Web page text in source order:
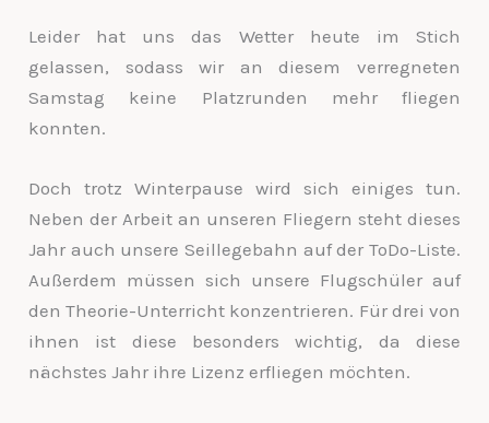
Leider hat uns das Wetter heute im Stich
gelassen, sodass wir an diesem verregneten
Samstag keine Platzrunden mehr fliegen
konnten.
Doch trotz Winterpause wird sich einiges tun.
Neben der Arbeit an unseren Fliegern steht dieses
Jahr auch unsere Seillegebahn auf der ToDo-Liste.
Außerdem müssen sich unsere Flugschüler auf
den Theorie-Unterricht konzentrieren. Für drei von
ihnen ist diese besonders wichtig, da diese
nächstes Jahr ihre Lizenz erfliegen möchten.